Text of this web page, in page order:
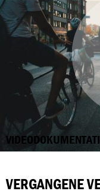
VERGANGENE